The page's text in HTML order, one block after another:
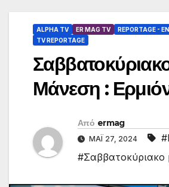
ALPHA TV ER MAG TV
REPORTAGE -
TV REPORTAGE
Μάνεση :
Από ermag
ΜΆΙ 27, 2024